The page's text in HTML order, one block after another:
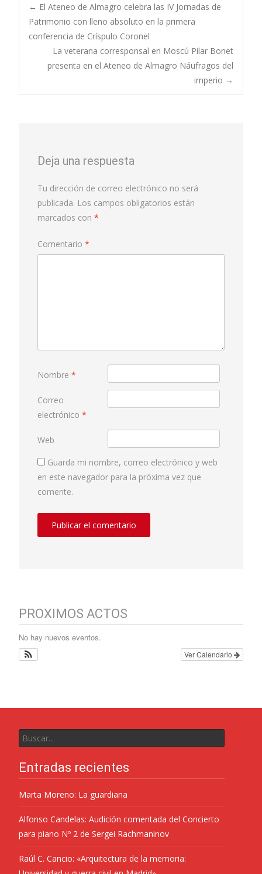
← El Ateneo de Almagro celebra las IV Jornadas de
Patrimonio con lleno absoluto en la primera
conferencia de Críspulo Coronel
La veterana corresponsal en Moscú Pilar Bonet
presenta en el Ateneo de Almagro Náufragos del
imperio →
Deja una respuesta
Tu dirección de correo electrónico no será
publicada. Los campos obligatorios están
marcados con *
Comentario *
Nombre *
Correo
electrónico *
Web
Guarda mi nombre, correo electrónico y web
en este navegador para la próxima vez que
comente.
PROXIMOS ACTOS
No hay nuevos eventos.
Ver Calendario
Entradas recientes
Marta Moreno: La guardiana
Alfonso Candelas: Audición comentada del Concierto
para piano Nº 2 de Sergei Rachmaninov
Raúl C. Cancio: «Arquitectura de la memoria: